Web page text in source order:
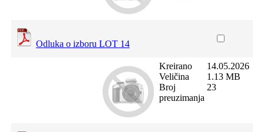
Odluka o izboru LOT 14
Kreirano
Veličina
Broj
preuzimanja
14.05.2026
1.13 MB
23